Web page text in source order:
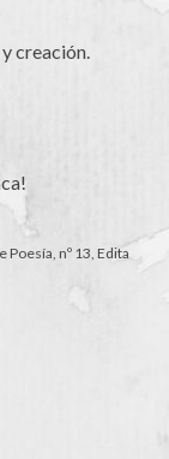
creación.
Poesía, nº 13, Edita